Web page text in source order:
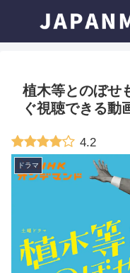
植木等とのぼせ
ぐ視聴できる動
4.2
ドラマ